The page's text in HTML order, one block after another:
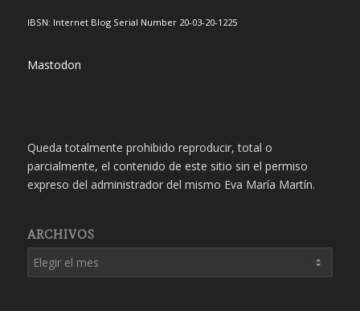
IBSN: Internet Blog Serial Number 20-03-20-1225
Mastodon
Queda totalmente prohibido reproducir, total o
parcialmente, el contenido de este sitio sin el permiso
expreso del administrador del mismo Eva María Martín.
ARCHIVOS